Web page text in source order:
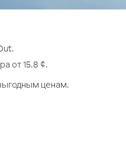
от 15.8 ¢.
ценам.